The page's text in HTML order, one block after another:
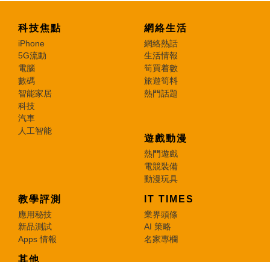
科技焦點
iPhone
5G流動
電腦
數碼
智能家居
科技
汽車
人工智能
網絡生活
網絡熱話
生活情報
筍買着數
旅遊筍料
熱門話題
遊戲動漫
熱門遊戲
電競裝備
動漫玩具
教學評測
應用秘技
新品測試
Apps 情報
IT TIMES
業界頭條
AI 策略
名家專欄
其他